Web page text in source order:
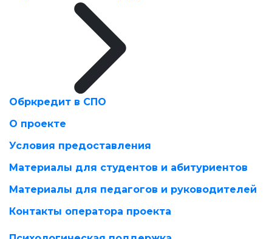
Обркредит в СПО
О проекте
Условия предоставления
Материалы для студентов и абитуриентов
Материалы для педагогов и руководителей
Контакты оператора проекта